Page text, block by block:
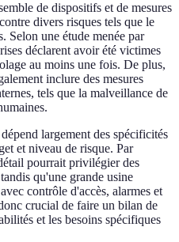
de dispositifs et de mesures
divers risques tels que le
Selon une étude menée par
déclarent avoir été victimes
au moins une fois. De plus,
inclure des mesures
tels que la malveillance de
largement des spécificités
et niveau de risque. Par
pourrait privilégier des
qu'une grande usine
contrôle d'accès, alarmes et
crucial de faire un bilan de
et les besoins spécifiques